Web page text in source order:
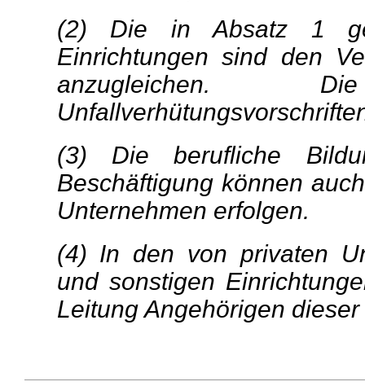
(2) Die in Absatz 1
Einrichtungen sind den
anzugleichen.
(3) Die berufliche
Beschäftigung können
Unternehmen erfolgen.
(4) In den von privaten
und sonstigen
Leitung Angehörigen